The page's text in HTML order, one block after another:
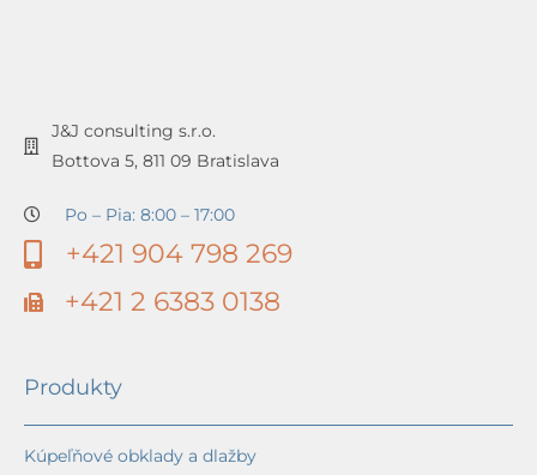
J&J consulting s.r.o.
Bottova 5, 811 09 Bratislava
Po – Pia: 8:00 – 17:00
+421 904 798 269
+421 2 6383 0138
Produkty
Kúpeľňové obklady a dlažby